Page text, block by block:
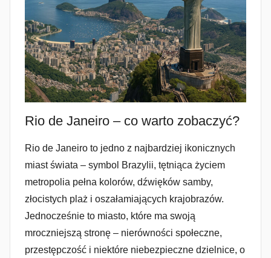
Rio de Janeiro – co warto zobaczyć?
Rio de Janeiro to jedno z najbardziej ikonicznych
miast świata – symbol Brazylii, tętniąca życiem
metropolia pełna kolorów, dźwięków samby,
złocistych plaż i oszałamiających krajobrazów.
Jednocześnie to miasto, które ma swoją
mroczniejszą stronę – nierówności społeczne,
przestępczość i niektóre niebezpieczne dzielnice, o